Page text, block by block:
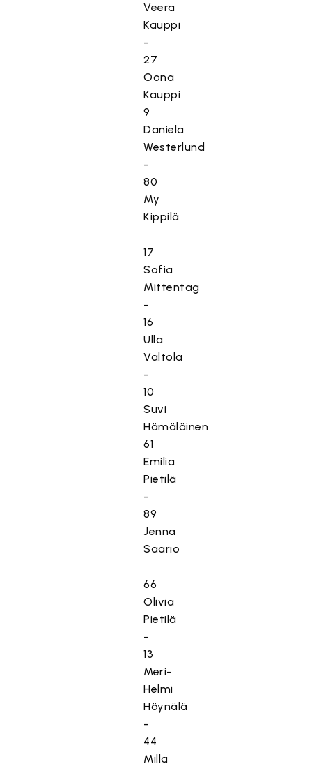
Veera
Kauppi
-
27
Oona
Kauppi
9
Daniela
Westerlund
-
80
My
Kippilä
17
Sofia
Mittentag
-
16
Ulla
Valtola
-
10
Suvi
Hämäläinen
61
Emilia
Pietilä
-
89
Jenna
Saario
66
Olivia
Pietilä
-
13
Meri-
Helmi
Höynälä
-
44
Milla